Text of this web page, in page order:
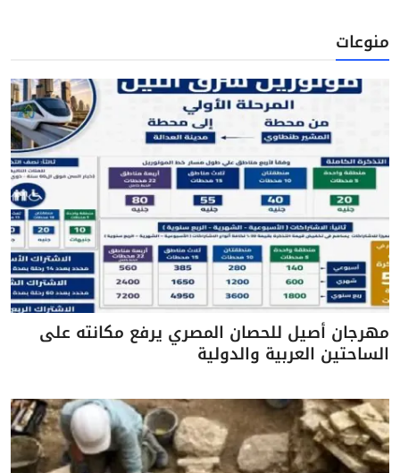
منوعات
مهرجان أصيل للحصان المصري يرفع مكانته على
الساحتين العربية والدولية